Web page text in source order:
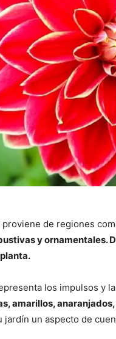
de regiones
y ornamentales.
los impulsos y
amarillos,
jardín un aspecto de